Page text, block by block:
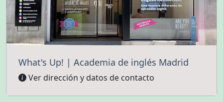
What's Up! | Academia de inglés Madrid
Ver dirección y datos de contacto